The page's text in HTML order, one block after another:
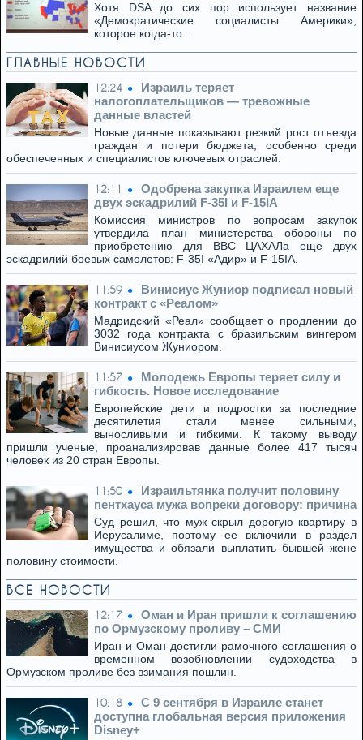
Хотя DSA до сих пор использует название
«Демократические социалисты Америки»,
которое когда-то…
ГЛАВНЫЕ НОВОСТИ
12:24
Израиль теряет
налогоплательщиков — тревожные
данные властей
Новые данные показывают резкий рост отъезда
граждан и потери бюджета, особенно среди
обеспеченных и специалистов ключевых отраслей.
12:11
Одобрена закупка Израилем еще
двух эскадрилий F-35I и F-15IA
Комиссия министров по вопросам закупок
утвердила план министерства обороны по
приобретению для ВВС ЦАХАЛа еще двух
эскадрилий боевых самолетов: F-35I «Адир» и F-15IA.
11:59
Винисиус Жуниор подписал новый
контракт с «Реалом»
Мадридский «Реал» сообщает о продлении до
3032 года контракта с бразильским вингером
Винисиусом Жуниором.
11:57
Молодежь Европы теряет силу и
гибкость. Новое исследование
Европейские дети и подростки за последние
десятилетия стали менее сильными,
выносливыми и гибкими. К такому выводу
пришли ученые, проанализировав данные более 417 тысяч
человек из 20 стран Европы.
11:50
Израильтянка получит половину
пентхауса мужа вопреки договору: причина
Суд решил, что муж скрыл дорогую квартиру в
Иерусалиме, поэтому ее включили в раздел
имущества и обязали выплатить бывшей жене
половину стоимости.
ВСЕ НОВОСТИ
12:17
Оман и Иран пришли к соглашению
по Ормузскому проливу – СМИ
Иран и Оман достигли рамочного соглашения о
временном возобновлении судоходства в
Ормузском проливе без взимания пошлин.
10:18
C 9 сентября в Израиле станет
доступна глобальная версия приложения
Disney+